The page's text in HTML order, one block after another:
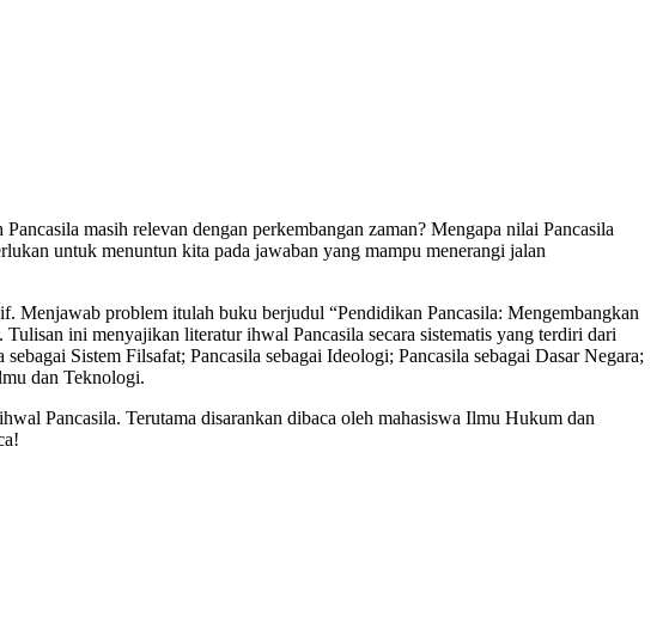
masih relevan dengan perkembangan zaman? Mengapa nilai Pancasila
untuk menuntun kita pada jawaban yang mampu menerangi jalan
Menjawab problem itulah buku berjudul “Pendidikan Pancasila: Mengembangkan
ini menyajikan literatur ihwal Pancasila secara sistematis yang terdiri dari
Sistem Filsafat; Pancasila sebagai Ideologi; Pancasila sebagai Dasar Negara;
dan Teknologi.
Pancasila. Terutama disarankan dibaca oleh mahasiswa Ilmu Hukum dan